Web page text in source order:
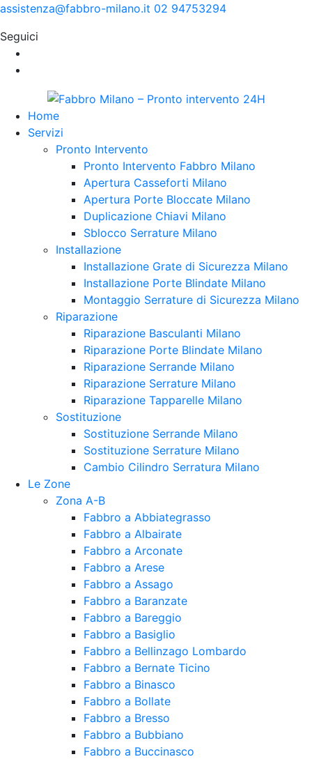
assistenza@fabbro-milano.it 02 94753294
Seguici
Home
Servizi
Pronto Intervento
Pronto Intervento Fabbro Milano
Apertura Casseforti Milano
Apertura Porte Bloccate Milano
Duplicazione Chiavi Milano
Sblocco Serrature Milano
Installazione
Installazione Grate di Sicurezza Milano
Installazione Porte Blindate Milano
Montaggio Serrature di Sicurezza Milano
Riparazione
Riparazione Basculanti Milano
Riparazione Porte Blindate Milano
Riparazione Serrande Milano
Riparazione Serrature Milano
Riparazione Tapparelle Milano
Sostituzione
Sostituzione Serrande Milano
Sostituzione Serrature Milano
Cambio Cilindro Serratura Milano
Le Zone
Zona A-B
Fabbro a Abbiategrasso
Fabbro a Albairate
Fabbro a Arconate
Fabbro a Arese
Fabbro a Assago
Fabbro a Baranzate
Fabbro a Bareggio
Fabbro a Basiglio
Fabbro a Bellinzago Lombardo
Fabbro a Bernate Ticino
Fabbro a Binasco
Fabbro a Bollate
Fabbro a Bresso
Fabbro a Bubbiano
Fabbro a Buccinasco